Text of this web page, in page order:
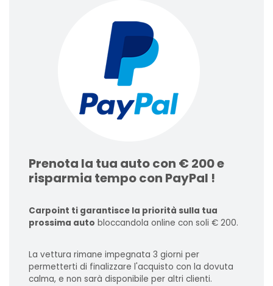
Prenota la tua auto con € 200 e
risparmia tempo con PayPal !
Carpoint ti garantisce la priorità sulla tua
prossima auto bloccandola online con soli € 200.
La vettura rimane impegnata 3 giorni per
permetterti di finalizzare l'acquisto con la dovuta
calma, e non sarà disponibile per altri clienti.